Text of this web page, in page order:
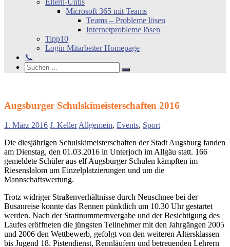
Eltern-Untis
Microsoft 365 mit Teams
Teams – Probleme lösen
Internetprobleme lösen
Tipp10
Login Mitarbeiter Homepage
📞
Search
Suchen
nach:
Suchen
Augsburger Schulskimeisterschaften 2016
1. März 2016 J. KellerAllgemein, Events, Sport
Die diesjährigen Schulskimeisterschaften der Stadt Augsburg fanden
am Dienstag, den 01.03.2016 in Unterjoch im Allgäu statt. 166
gemeldete Schüler aus elf Augsburger Schulen kämpften im
Riesenslalom um Einzelplatzierungen und um die
Mannschaftswertung.
Trotz widriger Straßenverhältnisse durch Neuschnee bei der
Busanreise konnte das Rennen pünktlich um 10.30 Uhr gestartet
werden. Nach der Startnummernvergabe und der Besichtigung des
Laufes eröffneten die jüngsten Teilnehmer mit den Jahrgängen 2005
und 2006 den Wettbewerb, gefolgt von den weiteren Altersklassen
bis Jugend 18. Pistendienst, Rennläufern und betreuenden Lehrern